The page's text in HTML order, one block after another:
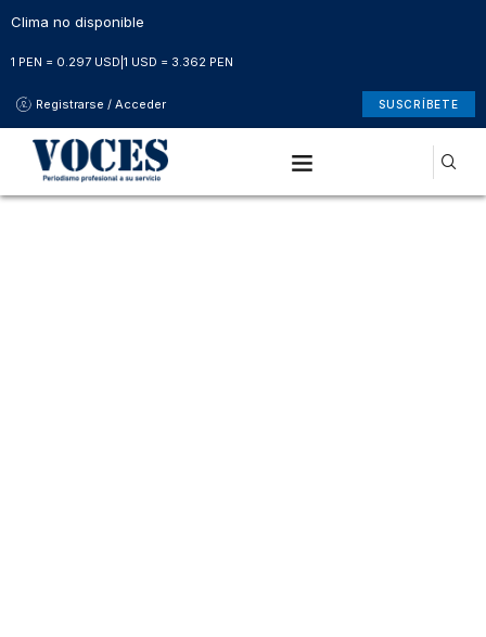
Clima no disponible
1 PEN = 0.297 USD 1 USD = 3.362 PEN
Registrarse / Acceder SUSCRÍBETE